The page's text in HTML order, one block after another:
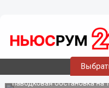
21.03.201409:25
Воду откачивали с
Новгорода
ГУ МЧС России по
паводковая обстановка на